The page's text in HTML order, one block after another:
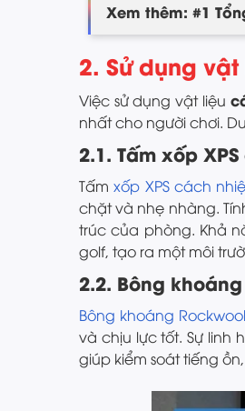
Xem thêm: #1
2. Sử dụng
Việc sử dụng vật liệu
nhất cho người chơi.
2.1. Tấm xốp
Tấmxốp XPS cách
chặt và nhẹ nhàng.
trúc của phòng. Khả
golf, tạo ra một môi
2.2. Bông
Bông khoáng Rockwool
và chịu lực tốt. Sự linh
giúp kiểm soát tiếng